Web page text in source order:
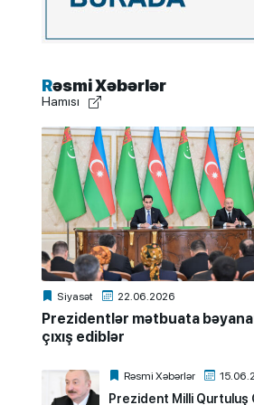
Rəsmi Xəbərlər
Hamısı
Siyasət 22.06.2026
Prezidentlər mətbuata
çıxış ediblər
Rəsmi Xəbərlər
Prezident Milli Qurtuluş